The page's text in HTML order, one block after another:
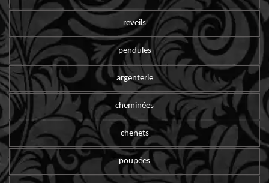
reveils
pendules
argenterie
cheminées
chenets
poupées